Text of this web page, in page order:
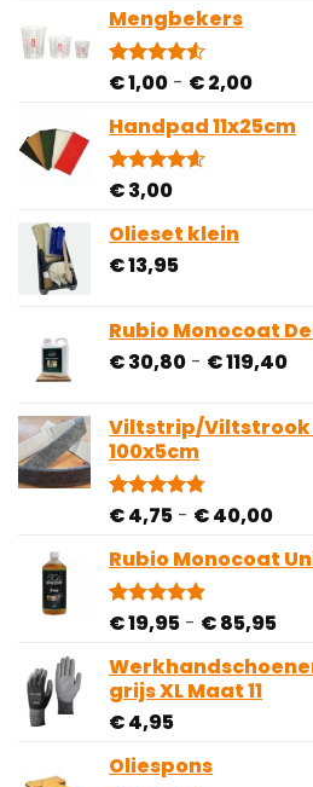
gebaseerd
op
klantbeoordelingen
Mengbekers
Gewaardeerd
gebaseerd
op
4
klantbeoordelingen
€1,00 - €2,00
tot
Handpad 11x25cm
Gewaardeerd
gebaseerd
op
5
klantbeoordelingen
€3,00
Olieset klein
€13,95
Rubio Monocoat
€30,80 - €119,40
€
Viltstrip/Viltstrook
100x5cm
Gewaardeerd
gebaseerd
op
81
klantbeoordelingen
€4,75 - €40,00
tot
Rubio Monocoat
Gewaardeerd
gebaseerd
op
28
klantbeoordelingen
€19,95 - €85,95
tot
grijs XL Maat 11
€4,95
Oliespons